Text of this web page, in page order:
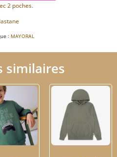
2 poches.
: MAYORAL
similaires